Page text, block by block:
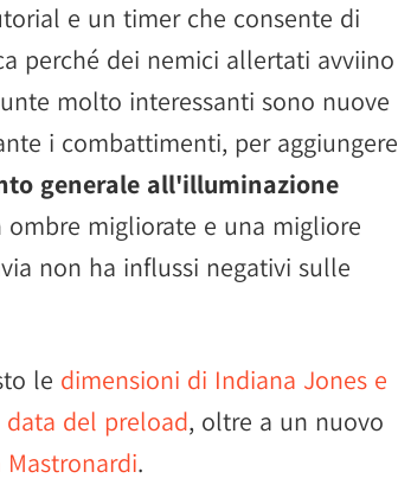
e un timer che consente di
perché dei nemici allertati avviino
molto interessanti sono nuove
i combattimenti, per aggiungere
generale all'illuminazione
ombre migliorate e una migliore
non ha influssi negativi sulle
le dimensioni di Indiana Jones e
data del preload, oltre a un nuovo
.